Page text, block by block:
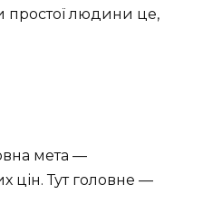
простої людини це,
мета —
цін. Тут головне —